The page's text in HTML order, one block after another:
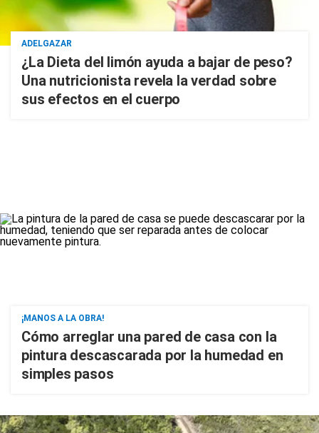
ADELGAZAR
¿La Dieta del limón ayuda a bajar de peso?
Una nutricionista revela la verdad sobre
sus efectos en el cuerpo
¡MANOS A LA OBRA!
Cómo arreglar una pared de casa con la
pintura descascarada por la humedad en
simples pasos